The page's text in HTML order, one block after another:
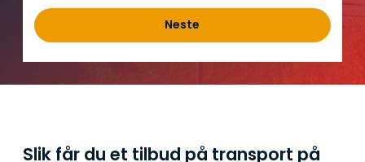
Neste
Slik får du et tilbud på transport på